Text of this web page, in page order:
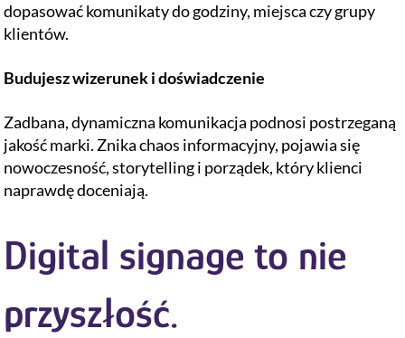
dopasować komunikaty do godziny, miejsca czy grupy
klientów.
Budujesz wizerunek i doświadczenie
Zadbana, dynamiczna komunikacja podnosi postrzeganą
jakość marki. Znika chaos informacyjny, pojawia się
nowoczesność, storytelling i porządek, który klienci
naprawdę doceniają.
Digital signage to nie
przyszłość.